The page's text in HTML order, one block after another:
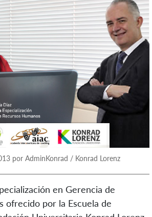
por AdminKonrad / Konrad Lorenz
en Gerencia de
ofrecido por la Escuela de